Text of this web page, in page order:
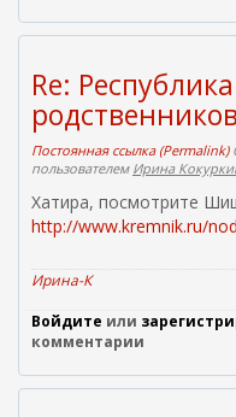
Re:
Постоянная ссылка (Permalink)
пользователем Ирина
Хатира, посмотрите
http://www.kremnik.ru/
Ирина-К
Войдите или
комментарии